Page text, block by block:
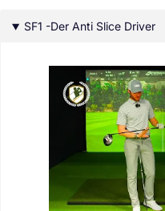
SF1 -Der Anti Slice Driver